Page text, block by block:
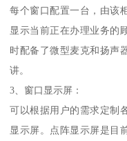
每个窗口配置一台，由该
显示当前正在办理业务的
时配备了微型麦克和扬声
讲。
3、窗口显示屏：
可以根据用户的需求定制
显示屏。点阵显示屏是目